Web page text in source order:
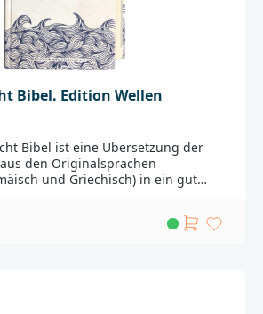
Bibel. Edition Wellen
Bibel ist eine Übersetzung der
den Originalsprachen
und Griechisch) in ein gut
ist die Gute Nachricht Bibel
erschienen: mit erneut